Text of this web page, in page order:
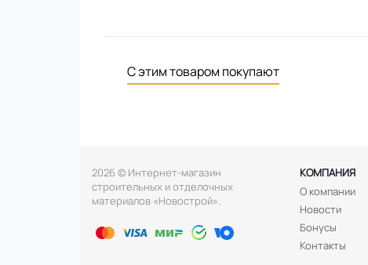
С этим товаром покупают
2026 © Интернет-магазин
строительных и отделочных
материалов «Новострой».
КОМПАНИЯ
О компании
Новости
Бонусы
Контакты